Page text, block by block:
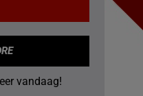
vandaag!
407/05/